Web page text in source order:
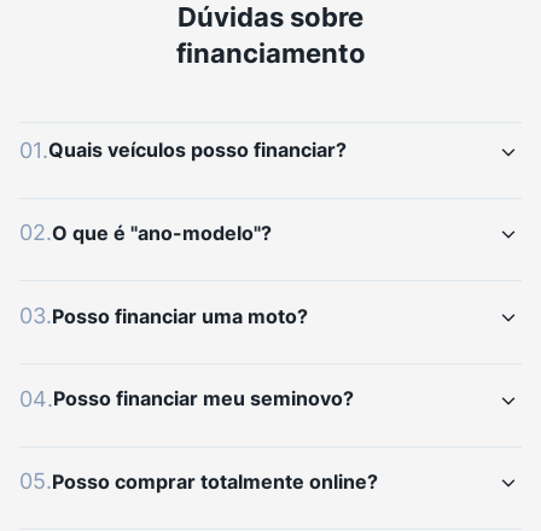
Dúvidas sobre
financiamento
01.Quais veículos posso financiar?
02.O que é "ano-modelo"?
03.Posso financiar uma moto?
04.Posso financiar meu seminovo?
05.Posso comprar totalmente online?